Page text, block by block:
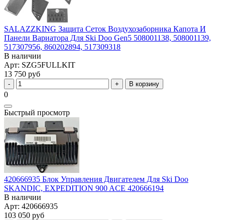
SALAZZKING Защита Сеток Воздухозаборника Капота И
Панели Вариатора Для Ski Doo Gen5 508001138, 508001139,
517307956, 860202894, 517309318
В наличии
Арт: SZG5FULLKIT
13 750 руб
В корзину
0
Быстрый просмотр
420666935 Блок Управления Двигателем Для Ski Doo
SKANDIC, EXPEDITION 900 ACE 420666194
В наличии
Арт: 420666935
103 050 руб